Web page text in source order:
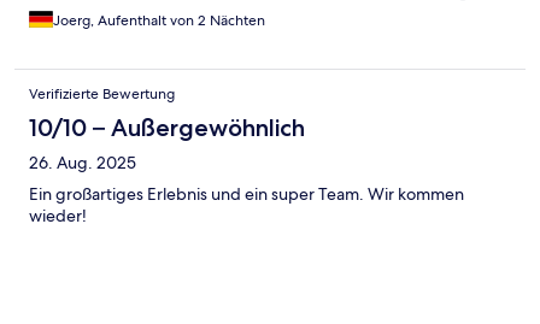
Joerg, Aufenthalt von 2 Nächten
Verifizierte Bewertung
10/10 – Außergewöhnlich
26. Aug. 2025
Ein großartiges Erlebnis und ein super Team. Wir kommen
wieder!